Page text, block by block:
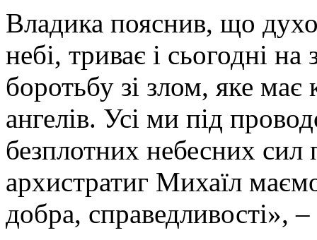
Владика пояснив, що
небі, триває і сьогодні
боротьбу зі злом, яке має
ангелів. Усі ми під
безплотних небесних сил
архистратиг Михаїл
добра, справедливості»,